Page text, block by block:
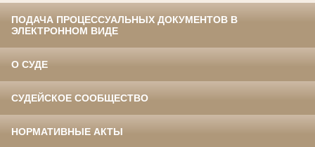
ПОДАЧА ПРОЦЕССУАЛЬНЫХ ДОКУМЕНТОВ В
ЭЛЕКТРОННОМ ВИДЕ
О СУДЕ
СУДЕЙСКОЕ СООБЩЕСТВО
НОРМАТИВНЫЕ АКТЫ